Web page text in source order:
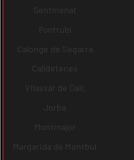
Sentmenat
Fontrubí
Calonge de Segarra
Calldetenes
Vilassar de Dalt
Jorba
Montmajor
Margarida de Montbui